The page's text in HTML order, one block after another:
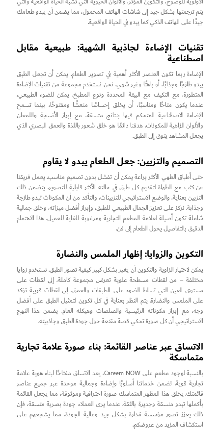
يتم ترجمتها بشكل جيد إلى شاشات الهاتف المحمول، مما يضمن أن يبدو طعامك
جيدًا على الهاتف الذكي كما يبدو في الحياة الواقعية.
تقنيات الإضاءة لجاذبية الشهية: طبيعية مقابل
اصطناعية
الإضاءة ربما تكون العنصر الأكثر أهمية في تصوير الطعام. يمكن أن تجعل الطبق
يبدو طازجًا وجذابًا، أو باهتًا وغير شهي. نحن نستخدم مجموعة من تقنيات الإضاءة
المتطورة، مع التكيف مع البيئة المحددة ونوع المطبخ. يمكن للضوء الطبيعي،
عندما يكون متاحًا ومناسبًا، أن يخلق إحساسًا منعشًا ومفتوحًا، بينما تسمح
الإضاءة الاصطناعية المتحكم فيها بنتائج متسقة، مع إبراز الأنسجة واللمعان
والألوان الزاهية للمكونات. هدفنا دائمًا هو خلق شعور باللذة والعمق البصري الذي
يجعل المشاهد يتوق إلى الطبق.
التصميم والتزيين: جعل الطعام يبدو لا يقاوم
حتى أطباق الطهي الأكثر براعة يمكن أن تفشل بدون تصميم مناسب. يعمل فريقنا
عن كثب مع الطهاة لتقديم كل طبق في حالته الأكثر قابلية للتصوير. يتضمن ذلك
التزيين بعناية، والوضع الاستراتيجي للتزيينات، والتأكد من أن المكونات تبدو طازجة
وجذابة. نركز على تعزيز الجمال الطبيعي للطبق، وإبراز أفضل ميزاته، وخلق جمالية
شاملة تكون أصيلة لعلامة المطعم التجارية ومرغوبة للغاية للعميل. هذا الاهتمام
الدقيق بالتفاصيل يحول الطعام إلى فن.
التكوين والزوايا: إظهار الملمس والنضارة
يمكن لاختيار الزاوية والتكوين أن يغير بشكل كبير كيفية تصور الطبق. نستخدم زوايا
مختلفة – من لقطات مسطحة علوية تعرض مجموعة كاملة، إلى لقطات على
مستوى العين التي تسلط الضوء على الطبقات والعمق، إلى لقطات قريبة تؤكد
على الملمس والنضارة. يتم النظر بعناية في كل تكوين لتمثيل الطبق على أفضل
وجه، مع إبراز مكوناته الرئيسية والصلصات وهيكله العام. يضمن هذا النهج
الاستراتيجي أن كل صورة تحكي قصة مقنعة حول جودة الطبق وجاذبيته.
الاتساق عبر عناصر القائمة: بناء صورة علامة تجارية
متماسكة
بالنسبة لوجود مطعم على Careem NOW، يعد الاتساق مفتاحًا لبناء هوية علامة
تجارية قوية. تضمن خدماتنا أسلوبًا وإضاءة وجمالية موحدة عبر جميع عناصر
قائمتك. يخلق هذا المظهر المتماسك صورة احترافية وموثوقة، مما يجعل القائمة
بأكملها تبدو منسقة وجديرة بالثقة. عندما يرى العملاء جودة بصرية متسقة، فإن
ذلك يعزز تصور مؤسسة مُدارة بشكل جيد وعالية الجودة، مما يشجعهم على
استكشاف المزيد من عروضكم.